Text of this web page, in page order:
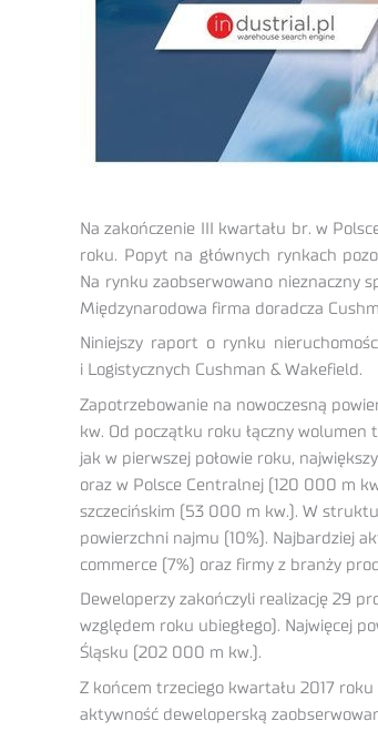
Na zakończenie III kwartału br. w
roku. Popyt na głównych rynkach
Na rynku zaobserwowano nieznaczny
Międzynarodowa firma doradcza
Niniejszy raport o rynku
i Logistycznych Cushman & Wakefield.
Zapotrzebowanie na nowoczesną
kw. Od początku roku łączny
jak w pierwszej połowie roku,
oraz w Polsce Centralnej (120 000 m
szczecińskim (53 000 m kw.). W
powierzchni najmu (10%). Najbardziej
commerce (7%) oraz firmy z branży
Deweloperzy zakończyli realizację 29
względem roku ubiegłego). Najwięcej
Śląsku (202 000 m kw.).
Z końcem trzeciego kwartału 2017
aktywność deweloperską